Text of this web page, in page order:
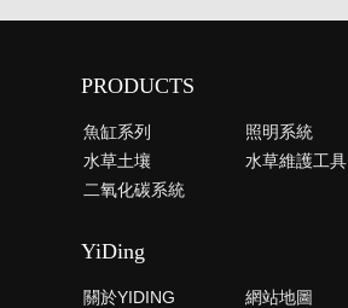
PRODUCTS
魚缸系列 照明系統
水草土壤
水草維護工具
二氧化碳系統
YiDing
關於YIDING 網站地圖